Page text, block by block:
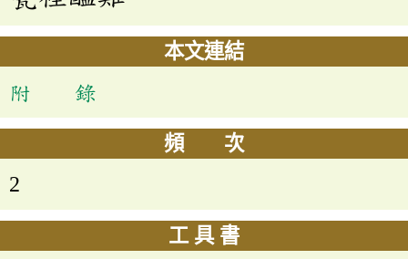
本文連結
附 錄
頻 次
2
工 具 書